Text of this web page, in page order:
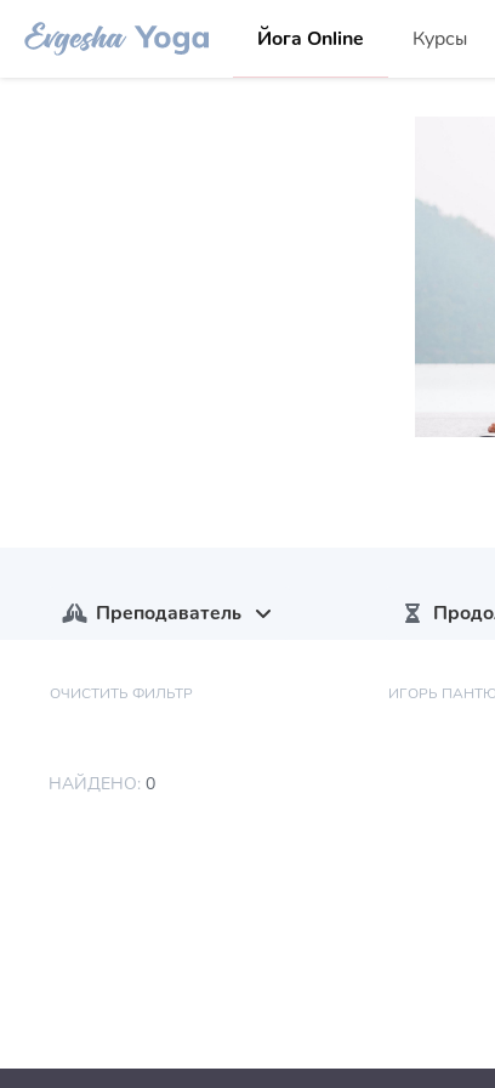
Йога Online Курсы
Преподаватель
ОЧИСТИТЬ ФИЛЬТР ИГОРЬ
НАЙДЕНО: 0